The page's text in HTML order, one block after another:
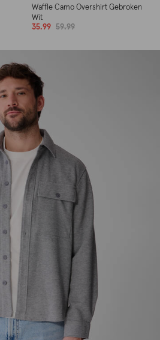
Waffle Camo Overshirt Gebroken
Wit
35.99
59.99